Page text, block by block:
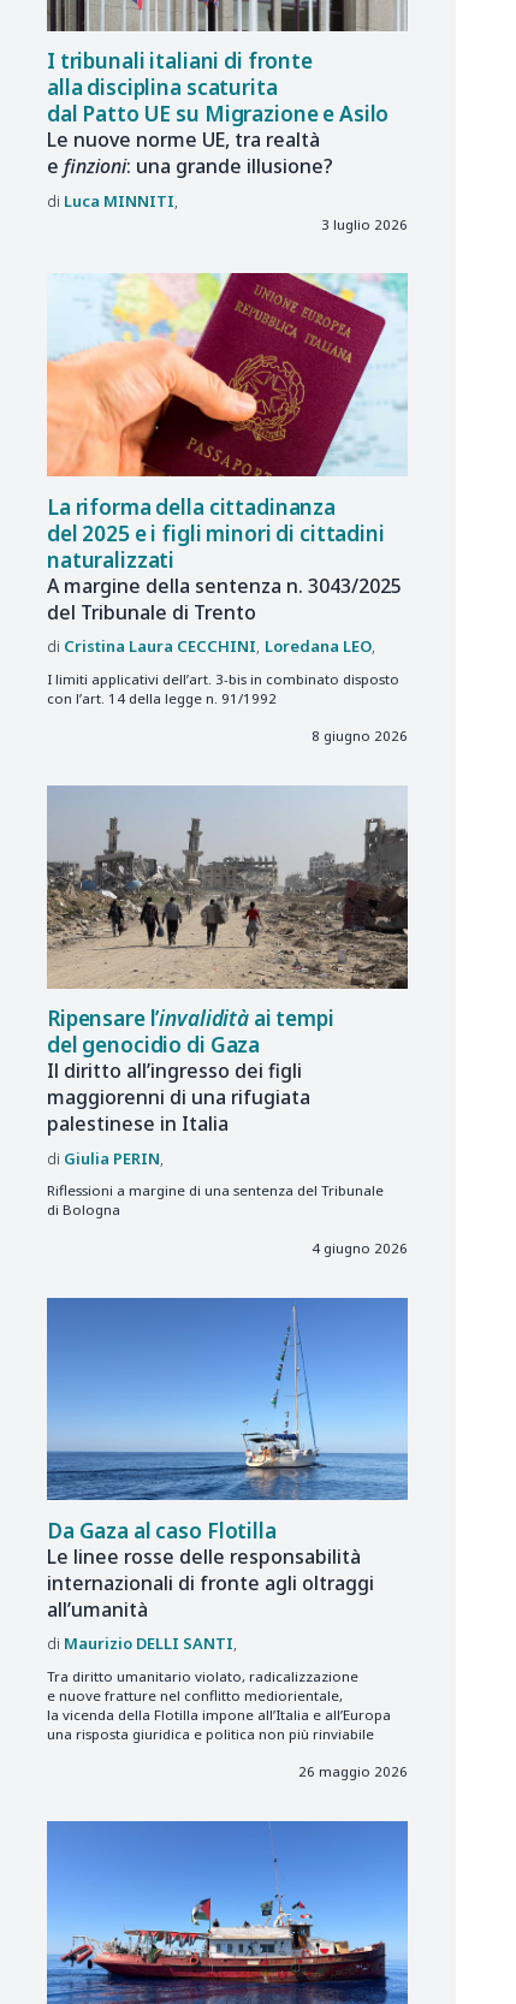
I tribunali italiani di fronte
alla disciplina scaturita
dal Patto UE su Migrazione e Asilo
Le nuove norme UE, tra realtà
e finzioni: una grande illusione?
Luca MINNITI
3 luglio 2026
La riforma della cittadinanza
del 2025 e i figli minori di cittadini
naturalizzati
A margine della sentenza n. 3043/2025
del Tribunale di Trento
Cristina Laura CECCHINI Loredana LEO
I limiti applicativi dell’art. 3-bis in combinato disposto
con l’art. 14 della legge n. 91/1992
8 giugno 2026
Ripensare l’invaliditàai tempi
del genocidio di Gaza
Il diritto all’ingresso dei figli
maggiorenni di una rifugiata
palestinese in Italia
Giulia PERIN
Riflessioni a margine di una sentenza del Tribunale
di Bologna
4 giugno 2026
Da Gaza al caso Flotilla
Le linee rosse delle responsabilità
internazionali di fronte agli oltraggi
all’umanità
Maurizio DELLI SANTI
Tra diritto umanitario violato, radicalizzazione
e nuove fratture nel conflitto mediorientale,
la vicenda della Flotilla impone all’Italia e all’Europa
una risposta giuridica e politica non più rinviabile
26 maggio 2026